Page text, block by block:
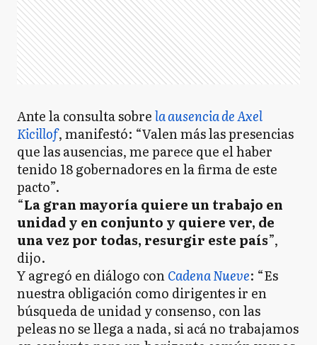
Ante la consulta sobrela ausencia de Axel
Kicillof, manifestó: “Valen más las presencias
que las ausencias, me parece que el haber
tenido 18 gobernadores en la firma de este
pacto”.
“La gran mayoría quiere un trabajo en
unidad y en conjunto y quiere ver, de
una vez por todas, resurgir este país”,
dijo.
Y agregó en diálogo conCadena Nueve: “Es
nuestra obligación como dirigentes ir en
búsqueda de unidad y consenso, con las
peleas no se llega a nada, si acá no trabajamos